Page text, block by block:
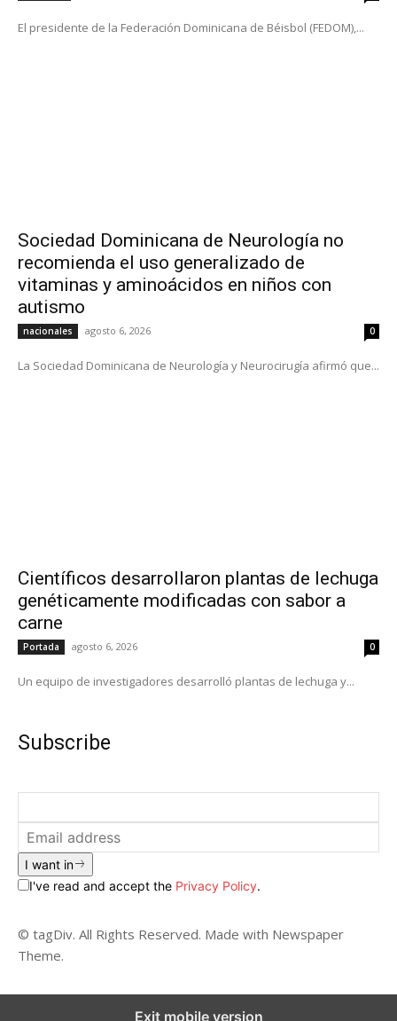
El presidente de la Federación Dominicana de Béisbol (FEDOM),...
Sociedad Dominicana de Neurología no
recomienda el uso generalizado de
vitaminas y aminoácidos en niños con
autismo
nacionales agosto 6, 2026 0
La Sociedad Dominicana de Neurología y Neurocirugía afirmó que...
Científicos desarrollaron plantas de lechuga
genéticamente modificadas con sabor a
carne
Portada agosto 6, 2026 0
Un equipo de investigadores desarrolló plantas de lechuga y...
Subscribe
I want in
I've read and accept the Privacy Policy.
© tagDiv. All Rights Reserved. Made with Newspaper
Theme.
Exit mobile version